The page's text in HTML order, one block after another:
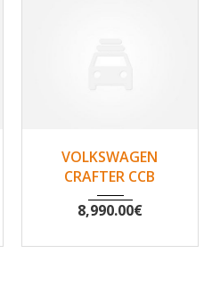
200530
VOLKSWAGEN
CRAFTER CCB
8,990.00€